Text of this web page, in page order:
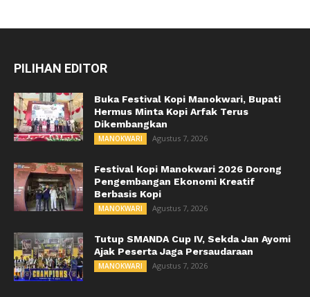
PILIHAN EDITOR
Buka Festival Kopi Manokwari, Bupati
Hermus Minta Kopi Arfak Terus
Dikembangkan
MANOKWARI Agustus 7, 2026
Festival Kopi Manokwari 2026 Dorong
Pengembangan Ekonomi Kreatif
Berbasis Kopi
MANOKWARI Agustus 7, 2026
Tutup SMANDA Cup IV, Sekda Jan Ayomi
Ajak Peserta Jaga Persaudaraan
MANOKWARI Agustus 7, 2026